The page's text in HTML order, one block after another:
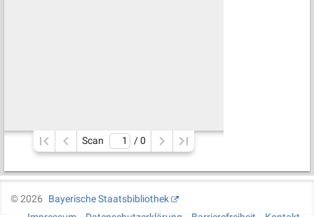
Scan / 0
©2026
Bayerische Staatsbibliothek